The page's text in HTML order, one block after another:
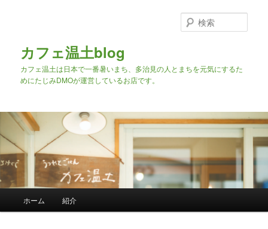
カフェ温土blog
カフェ温土は日本で一番暑いまち、多治見の人とまちを元気にするた
めにたじみDMOが運営しているお店です。
索
メインコンテンツへ移動
サブコンテンツへ移動
ホーム 紹介